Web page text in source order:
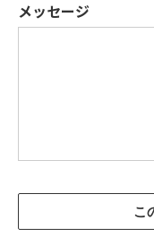
メッセージ